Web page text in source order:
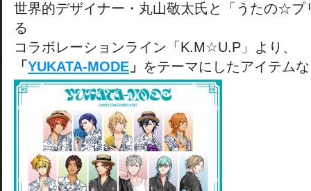
世界的デザイナー・丸山敬太氏と「うたの☆プ
る
コラボレーションライン「K.M☆U.P」より、
「 YUKATA-MODE 」 をテーマにしたアイテム